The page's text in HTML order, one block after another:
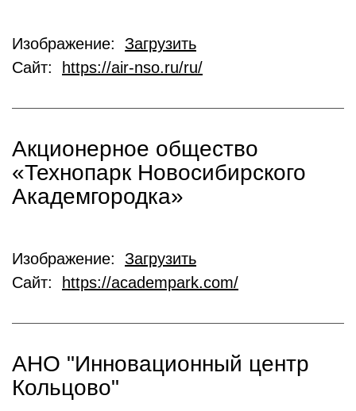
Изображение: Загрузить
Сайт:
https://air-nso.ru/ru/
Акционерное общество
«Технопарк Новосибирского
Академгородка»
Изображение: Загрузить
Сайт:
https://academpark.com/
АНО "Инновационный центр
Кольцово"